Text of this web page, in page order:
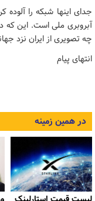
جدای اینها شبکه را آلوده
آبروبری ملی است. این که
چه تصویری از ایران نزد
انتهای پیام
در همین زمینه